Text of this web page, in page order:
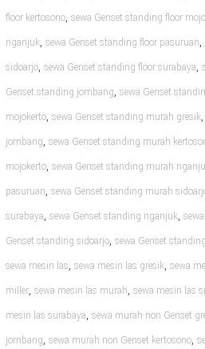
floor kertosono, sewa Genset standing floor
nganjuk, sewa Genset standing floor pasuruan,
sidoarjo, sewa Genset standing floor surabaya,
Genset standing jombang, sewa Genset
mojokerto, sewa Genset standing murah gresik,
jombang, sewa Genset standing murah
mojokerto, sewa Genset standing murah
pasuruan, sewa Genset standing murah
surabaya, sewa Genset standing nganjuk,
Genset standing sidoarjo, sewa Genset
sewa mesin las, sewa mesin las gresik, sewa
miller, sewa mesin las murah, sewa mesin las
mesin las surabaya, sewa murah non Genset
jombang, sewa murah non Genset kertosono,